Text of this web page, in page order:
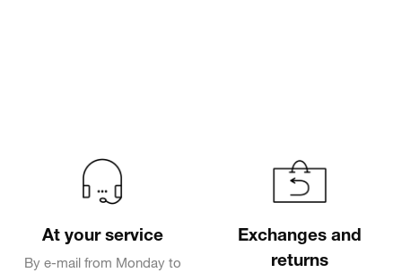
At your service
By e-mail from Monday to
Exchanges and
returns